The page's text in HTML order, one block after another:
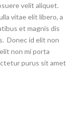
velit aliquet.
vitae elit libero, a
et magnis dis
Donec id elit non
non mi porta
purus sit amet